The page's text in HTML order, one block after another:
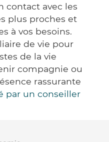
contact avec les
plus proches et
à vos besoins.
de vie pour
de la vie
compagnie ou
rassurante
par un conseiller